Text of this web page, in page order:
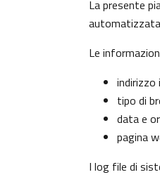
La presente
Le
tipo di
data e
pagina
I log file di